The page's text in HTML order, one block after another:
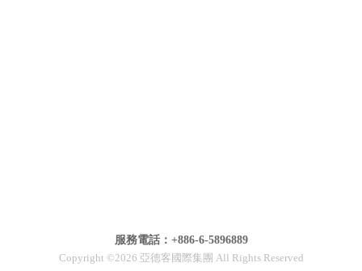
服務電話：+886-6-5896889
Copyright ©2026 亞德客國際集團 All Rights Reserved